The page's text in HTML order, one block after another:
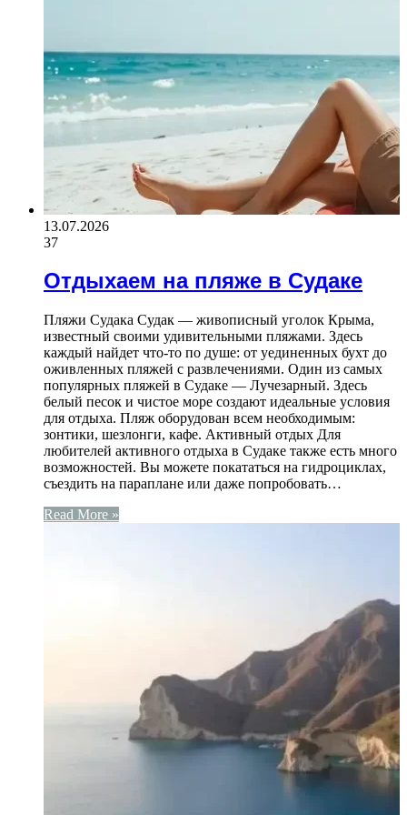
13.07.2026
37
Отдыхаем на пляже в Судаке
Пляжи Судака Судак — живописный уголок Крыма,
известный своими удивительными пляжами. Здесь
каждый найдет что-то по душе: от уединенных бухт до
оживленных пляжей с развлечениями. Один из самых
популярных пляжей в Судаке — Лучезарный. Здесь
белый песок и чистое море создают идеальные условия
для отдыха. Пляж оборудован всем необходимым:
зонтики, шезлонги, кафе. Активный отдых Для
любителей активного отдыха в Судаке также есть много
возможностей. Вы можете покататься на гидроциклах,
съездить на параплане или даже попробовать…
Read More »